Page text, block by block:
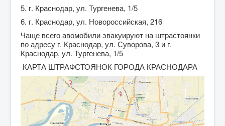
5. г. Краснодар, ул. Тургенева, 1/5
6. г. Краснодар, ул. Новороссийская, 216
Чаще всего авомобили эвакуируют на штрастоянки
по адресу г. Краснодар, ул. Суворова, 3 и г.
Краснодар, ул. Тургенева, 1/5
КАРТА ШТРАФСТОЯНОК ГОРОДА КРАСНОДАРА